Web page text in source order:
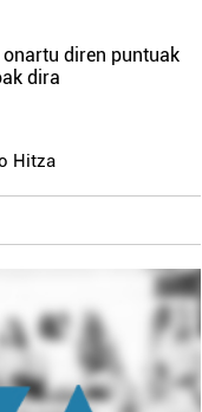
diren puntuak
dira
Hitza